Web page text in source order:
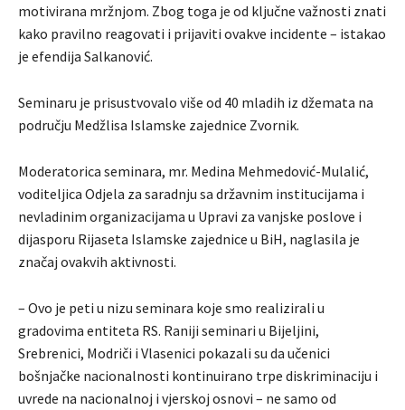
motivirana mržnjom. Zbog toga je od ključne važnosti znati
kako pravilno reagovati i prijaviti ovakve incidente – istakao
je efendija Salkanović.
Seminaru je prisustvovalo više od 40 mladih iz džemata na
području Medžlisa Islamske zajednice Zvornik.
Moderatorica seminara, mr. Medina Mehmedović-Mulalić,
voditeljica Odjela za saradnju sa državnim institucijama i
nevladinim organizacijama u Upravi za vanjske poslove i
dijasporu Rijaseta Islamske zajednice u BiH, naglasila je
značaj ovakvih aktivnosti.
– Ovo je peti u nizu seminara koje smo realizirali u
gradovima entiteta RS. Raniji seminari u Bijeljini,
Srebrenici, Modriči i Vlasenici pokazali su da učenici
bošnjačke nacionalnosti kontinuirano trpe diskriminaciju i
uvrede na nacionalnoj i vjerskoj osnovi – ne samo od